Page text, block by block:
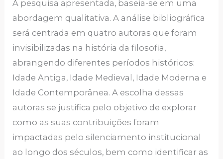
A pesquisa apresentada, baseia-se em uma
abordagem qualitativa. A análise bibliográfica
será centrada em quatro autoras que foram
invisibilizadas na história da filosofia,
abrangendo diferentes períodos históricos:
Idade Antiga, Idade Medieval, Idade Moderna e
Idade Contemporânea. A escolha dessas
autoras se justifica pelo objetivo de explorar
como as suas contribuições foram
impactadas pelo silenciamento institucional
ao longo dos séculos, bem como identificar as